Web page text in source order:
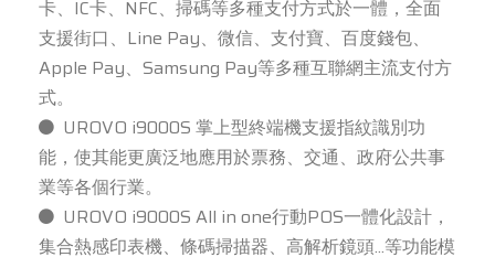
卡、IC卡、NFC、掃碼等多種支付方式於一體，全面
支援街口、Line Pay、微信、支付寶、百度錢包、
Apple Pay、Samsung Pay等多種互聯網主流支付方
式。
UROVO i9000S 掌上型終端機支援指紋識別功
能，使其能更廣泛地應用於票務、交通、政府公共事
業等各個行業。
UROVO i9000S All in one行動POS一體化設計，
集合熱感印表機、條碼掃描器、高解析鏡頭...等功能模